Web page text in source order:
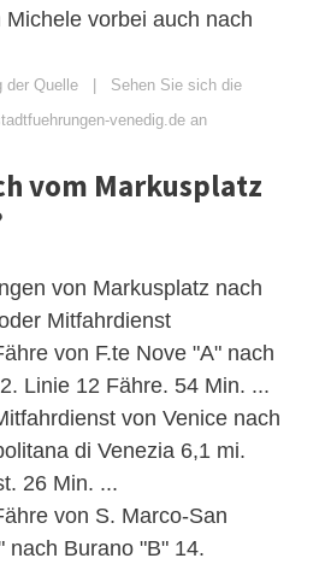
vorbei auch nach
der Quelle | Sehen Sie sich die
venedig.de an
vom Markusplatz
von Markusplatz nach
Mitfahrdienst
von F.te Nove "A" nach
Linie 12 Fähre. 54 Min. ...
von Venice nach
di Venezia 6,1 mi.
26 Min. ...
von S. Marco-San
nach Burano "B" 14.